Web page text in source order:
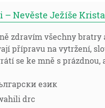
– Nevěste Ježíše Krista
zdravím všechny
přípravu na vytržení,
se ke mně s prázdnou,
език
drc